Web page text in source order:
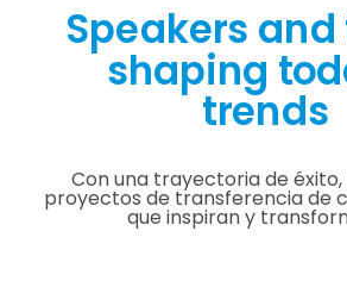
Speakers
shaping
trends
Con una trayectoria de
proyectos de transferencia de
que inspiran y